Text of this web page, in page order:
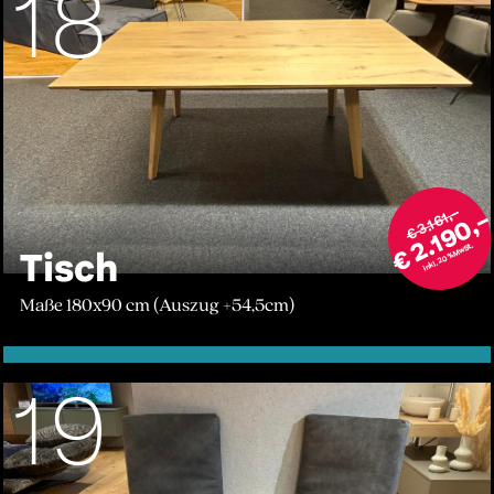
€ 3.161,–
€ inkl. 20% MwSt.
Tisch
Maße 180x90 cm (Auszug +54,5cm)